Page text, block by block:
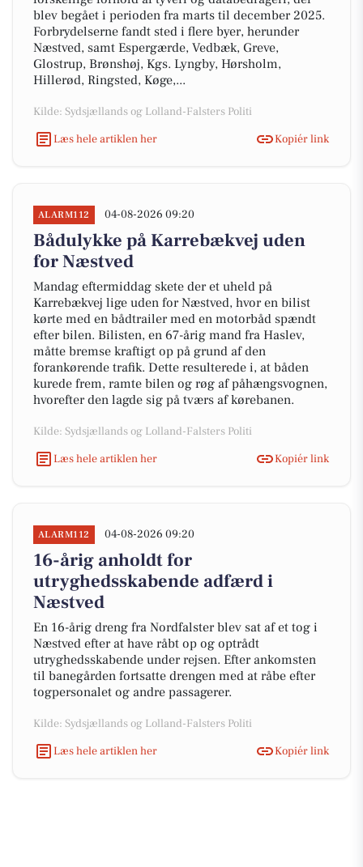
blev begået i perioden fra marts til december 2025.
Forbrydelserne fandt sted i flere byer, herunder
Næstved, samt Espergærde, Vedbæk, Greve,
Glostrup, Brønshøj, Kgs. Lyngby, Hørsholm,
Hillerød, Ringsted, Køge,...
Kilde: Sydsjællands og Lolland-Falsters Politi
Læs hele artiklen her
Kopiér link
ALARM112 04-08-2026 09:20
Bådulykke på Karrebækvej uden
for Næstved
Mandag eftermiddag skete der et uheld på
Karrebækvej lige uden for Næstved, hvor en bilist
kørte med en bådtrailer med en motorbåd spændt
efter bilen. Bilisten, en 67-årig mand fra Haslev,
måtte bremse kraftigt op på grund af den
forankørende trafik. Dette resulterede i, at båden
kurede frem, ramte bilen og røg af påhængsvognen,
hvorefter den lagde sig på tværs af kørebanen.
Kilde: Sydsjællands og Lolland-Falsters Politi
Læs hele artiklen her
Kopiér link
ALARM112 04-08-2026 09:20
16-årig anholdt for
utryghedsskabende adfærd i
Næstved
En 16-årig dreng fra Nordfalster blev sat af et tog i
Næstved efter at have råbt op og optrådt
utryghedsskabende under rejsen. Efter ankomsten
til banegården fortsatte drengen med at råbe efter
togpersonalet og andre passagerer.
Kilde: Sydsjællands og Lolland-Falsters Politi
Læs hele artiklen her
Kopiér link